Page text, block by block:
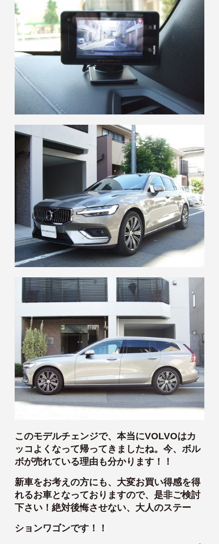
このモデルチェンジで、本当にVOLVOはカ
ッコよくなって帰ってきましたね。今、ボル
ボが売れている理由も分かります！！
新車をお考えの方にも、大変お買い得感を得
れるお車となっておりますので、是非ご検討
下さい！絶対後悔させない、大人のステー
ションワゴンです！！